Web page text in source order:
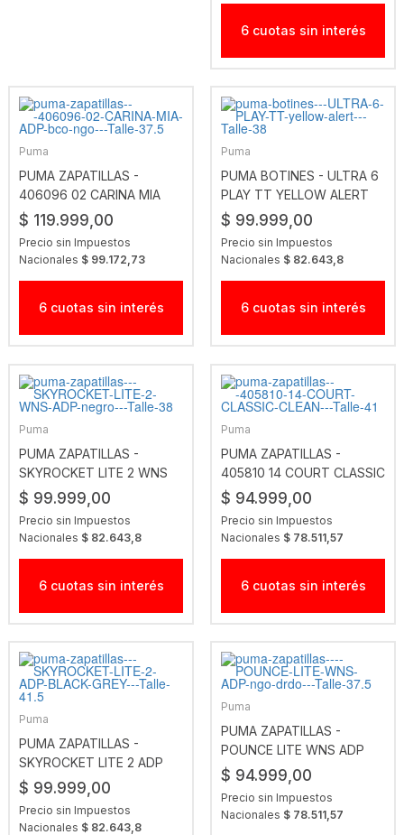
6 cuotas sin interés
Puma
PUMA ZAPATILLAS -
406096 02 CARINA MIA
ADP BCO NGO
$ 119.999,00
Precio sin Impuestos
Nacionales $ 99.172,73
6 cuotas sin interés
Puma
PUMA BOTINES - ULTRA 6
PLAY TT YELLOW ALERT
$ 99.999,00
Precio sin Impuestos
Nacionales $ 82.643,8
6 cuotas sin interés
Puma
PUMA ZAPATILLAS -
SKYROCKET LITE 2 WNS
ADP NEGRO
$ 99.999,00
Precio sin Impuestos
Nacionales $ 82.643,8
6 cuotas sin interés
Puma
PUMA ZAPATILLAS -
405810 14 COURT CLASSIC
CLEAN
$ 94.999,00
Precio sin Impuestos
Nacionales $ 78.511,57
6 cuotas sin interés
Puma
PUMA ZAPATILLAS -
SKYROCKET LITE 2 ADP
BLACK-GREY
$ 99.999,00
Precio sin Impuestos
Nacionales $ 82.643,8
Puma
PUMA ZAPATILLAS -
POUNCE LITE WNS ADP
NGO DRDO
$ 94.999,00
Precio sin Impuestos
Nacionales $ 78.511,57